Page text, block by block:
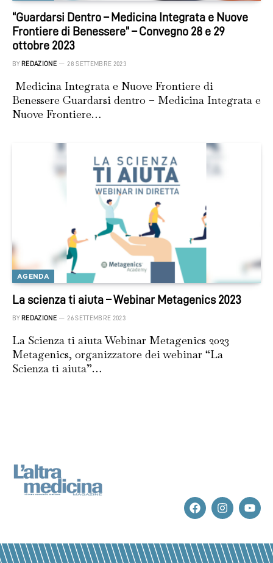
“Guardarsi Dentro – Medicina Integrata e Nuove
Frontiere di Benessere” – Convegno 28 e 29
ottobre 2023
BY REDAZIONE 28 SETTEMBRE 2023
Medicina Integrata e Nuove Frontiere di
Benessere Guardarsi dentro – Medicina Integrata e
Nuove Frontiere…
AGENDA
La scienza ti aiuta – Webinar Metagenics 2023
BY REDAZIONE 26 SETTEMBRE 2023
La Scienza ti aiuta Webinar Metagenics 2023
Metagenics, organizzatore dei webinar “La
Scienza ti aiuta”…